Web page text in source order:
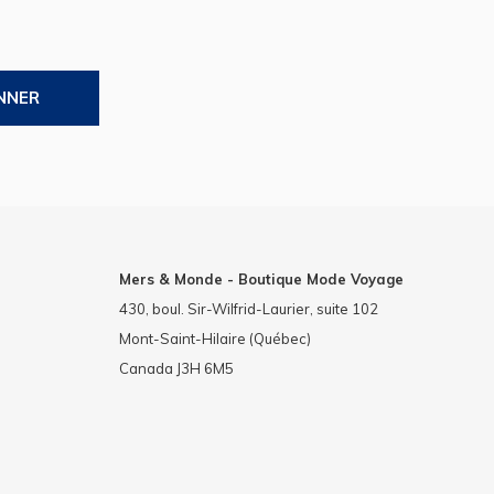
Mers & Monde - Boutique Mode Voyage
430, boul. Sir-Wilfrid-Laurier, suite 102
Mont-Saint-Hilaire (Québec)
Canada J3H 6M5